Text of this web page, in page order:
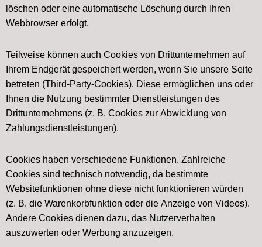
löschen oder eine automatische Löschung durch Ihren
Webbrowser erfolgt.
Teilweise können auch Cookies von Drittunternehmen auf
Ihrem Endgerät gespeichert werden, wenn Sie unsere Seite
betreten (Third-Party-Cookies). Diese ermöglichen uns oder
Ihnen die Nutzung bestimmter Dienstleistungen des
Drittunternehmens (z. B. Cookies zur Abwicklung von
Zahlungsdienstleistungen).
Cookies haben verschiedene Funktionen. Zahlreiche
Cookies sind technisch notwendig, da bestimmte
Websitefunktionen ohne diese nicht funktionieren würden
(z. B. die Warenkorbfunktion oder die Anzeige von Videos).
Andere Cookies dienen dazu, das Nutzerverhalten
auszuwerten oder Werbung anzuzeigen.